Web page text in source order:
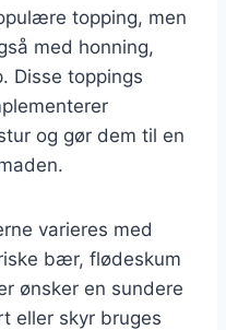
topping, men
med honning,
Disse toppings
og gør dem til en
varieres med
bær, flødeskum
ønsker en sundere
eller skyr bruges